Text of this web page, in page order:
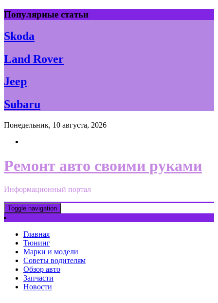
Skip
to
content
Популярные статьи
Skoda
Land Rover
Jeep
Subaru
Понедельник, 10 августа, 2026
Ремонт авто своими руками
Информационный портал
Toggle navigation
Главная
Тюнинг
Марки и модели
Советы водителям
Обзор авто
Запчасти
Новости